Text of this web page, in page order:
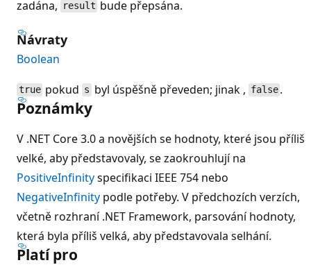
zadána,
result bude přepsána.
Návraty
Boolean
true pokud s byl úspěšně převeden; jinak , false .
Poznámky
V .NET Core 3.0 a novějších se hodnoty, které jsou příliš
velké, aby představovaly, se zaokrouhlují na
PositiveInfinityspecifikaci IEEE 754 nebo
NegativeInfinity podle potřeby. V předchozích verzích,
včetně rozhraní .NET Framework, parsování hodnoty,
která byla příliš velká, aby představovala selhání.
Platí pro